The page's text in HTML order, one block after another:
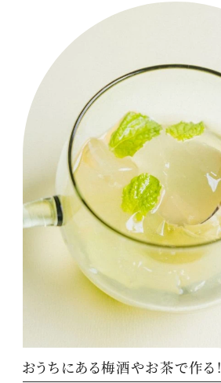
おうちにある梅酒やお茶で作る！